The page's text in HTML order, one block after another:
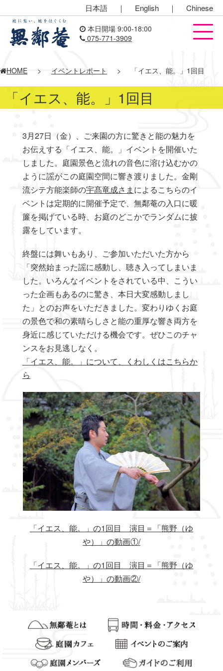
日本語 ｜ English ｜ Chinese
本日開場 9:00-18:00
075-771-3909
HOME > イベントレポート > 「イエス、能。」1回目
「イエス、能。」1回目
3月27日（金）、ご来園の方に驚きと能の魅力を
お伝えする「イエス、能。」イベントを開催いた
しました。庭園景色と流れの音色に溶け込むかの
ように謡がこの庭園空間に響き渡りました。金剛
流シテ方能楽師の宇髙竜成さま によるこちらのイ
ベントは定期的に開催予定で、無鄰菴の入口に暖
簾を掲げている時、お庭のどこかでランダムに披
露をしています。
終盤には舞いもあり、ご参加いただいた方から
「突然始まった謡に感動し、聴き入ってしまいま
した。いろんなイベントをされている中、こうい
った企画もあるのに驚き、本日大変感動しまし
た」とのお声をいただきました。変わりゆくお庭
の景色で和の素晴らしさと能の重厚な響き両方を
身近に感じていただける機会です。ぜひこのチャ
ンスをお見逃しなく。
「イエス、能。」について、くわしくはこちらか
ら
「イエス、能。」の1回目 演目＝「熊野（ゆ
や）」の動画①/
「イエス、能。」の1回目 演目＝「熊野（ゆ
や）」の動画②/